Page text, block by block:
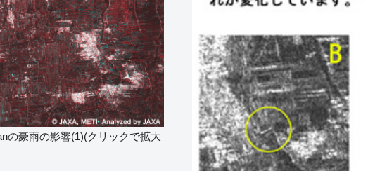
の豪雨の影響(1)(クリックで拡大